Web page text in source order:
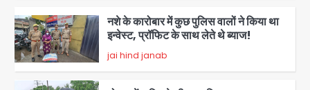
4
नशे के कारोबार में कुछ पुलिस वालों ने किया था
इन्वेस्ट, प्रॉफिट के साथ लेते थे ब्याज!
jai hind janab